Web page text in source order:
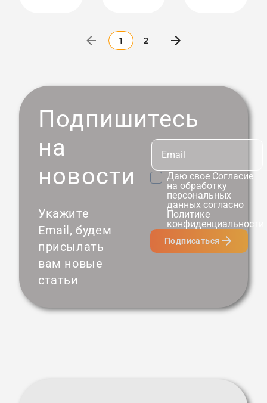
1 2
Подпишитесь
на
новости
Укажите
Email, будем
присылать
вам новые
статьи
Даю свое Согласие
на обработку
персональных
данных согласно
Политике
конфиденциальности
Подписаться